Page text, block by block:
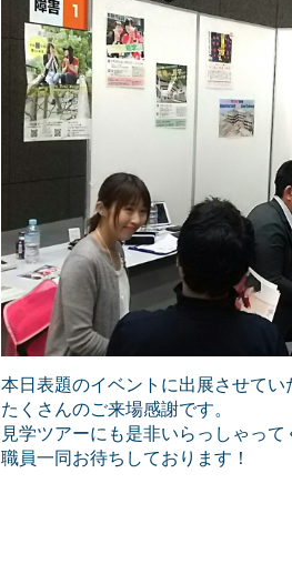
本日表題のイベントに出展させてい
たくさんのご来場感謝です。
見学ツアーにも是非いらっしゃって
職員一同お待ちしております！